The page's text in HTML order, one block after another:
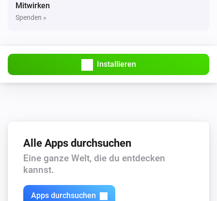
Mitwirken
Spenden »
Installieren
Alle Apps durchsuchen
Eine ganze Welt, die du entdecken
kannst.
Apps durchsuchen